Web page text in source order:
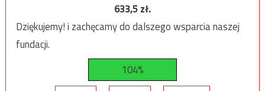
633,5zł.
Dziękujemy! i zachęcamy do dalszego wsparcia naszej
fundacji.
104%